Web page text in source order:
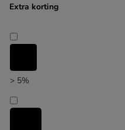
Producten met extra korting
Extra korting
> 5%